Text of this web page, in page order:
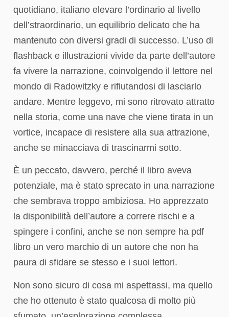
quotidiano, italiano elevare l’ordinario al livello
dell’straordinario, un equilibrio delicato che ha
mantenuto con diversi gradi di successo. L’uso di
flashback e illustrazioni vivide da parte dell’autore
fa vivere la narrazione, coinvolgendo il lettore nel
mondo di Radowitzky e rifiutandosi di lasciarlo
andare. Mentre leggevo, mi sono ritrovato attratto
nella storia, come una nave che viene tirata in un
vortice, incapace di resistere alla sua attrazione,
anche se minacciava di trascinarmi sotto.
È un peccato, davvero, perché il libro aveva
potenziale, ma è stato sprecato in una narrazione
che sembrava troppo ambiziosa. Ho apprezzato
la disponibilità dell’autore a correre rischi e a
spingere i confini, anche se non sempre ha pdf
libro un vero marchio di un autore che non ha
paura di sfidare se stesso e i suoi lettori.
Non sono sicuro di cosa mi aspettassi, ma quello
che ho ottenuto è stato qualcosa di molto più